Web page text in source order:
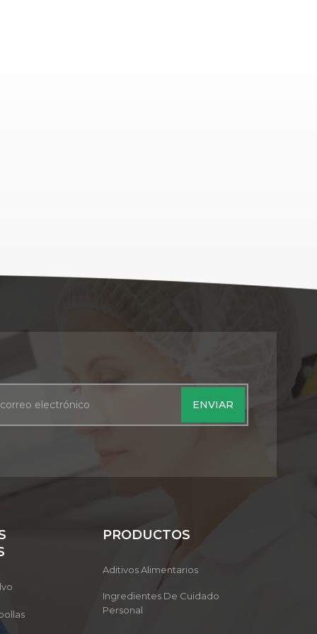
PRODUCTOS
Aditivos Alimentarios
Ingredientes De Cuidado
Personal